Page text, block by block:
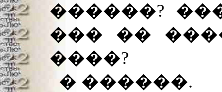
������?
��� ��
����?
� ������.